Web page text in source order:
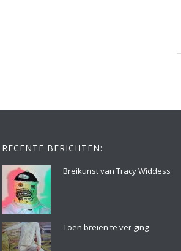
RECENTE BERICHTEN:
Breikunst van Tracy Widdess
Toen breien te ver ging